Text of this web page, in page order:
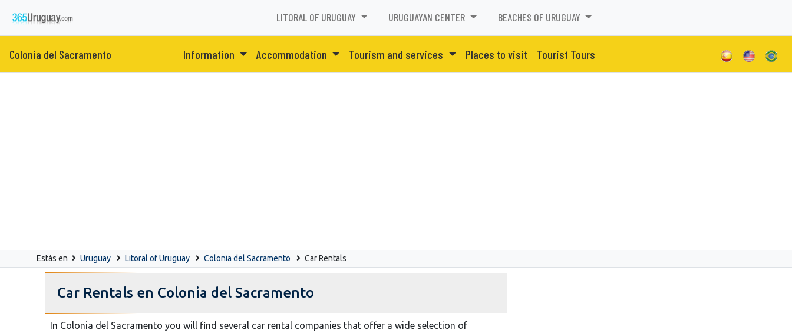
LITORAL OF URUGUAY URUGUAYAN CENTER BEACHES OF URUGUAY
Colonia del Sacramento Information Accommodation Tourism and services Places to visit Tourist Tours
Estás en Uruguay Litoral of Uruguay Colonia del Sacramento Car Rentals
Car Rentals en Colonia del Sacramento
In Colonia del Sacramento you will find several car rental companies that offer a wide selection of